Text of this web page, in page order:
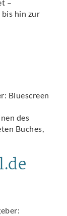
–
hin zur
Bluescreen
des
Buches,